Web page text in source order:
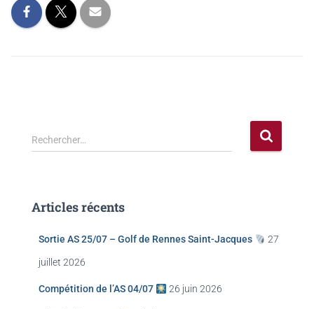
Rechercher…
Articles récents
Sortie AS 25/07 – Golf de Rennes Saint-Jacques 27
juillet 2026
Compétition de l’AS 04/07 26 juin 2026